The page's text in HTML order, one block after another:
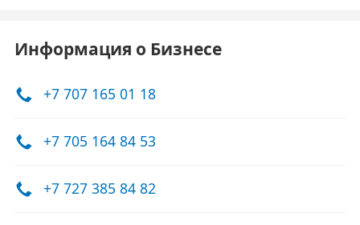
Информация о Бизнесе
+7 707 165 01 18
+7 705 164 84 53
+7 727 385 84 82